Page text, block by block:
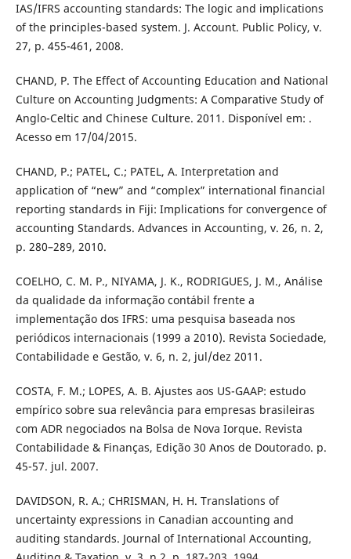
IAS/IFRS accounting standards: The logic and implications
of the principles-based system. J. Account. Public Policy, v.
27, p. 455-461, 2008.
CHAND, P. The Effect of Accounting Education and National
Culture on Accounting Judgments: A Comparative Study of
Anglo-Celtic and Chinese Culture. 2011. Disponível em: .
Acesso em 17/04/2015.
CHAND, P.; PATEL, C.; PATEL, A. Interpretation and
application of “new” and “complex” international financial
reporting standards in Fiji: Implications for convergence of
accounting Standards. Advances in Accounting, v. 26, n. 2,
p. 280–289, 2010.
COELHO, C. M. P., NIYAMA, J. K., RODRIGUES, J. M., Análise
da qualidade da informação contábil frente a
implementação dos IFRS: uma pesquisa baseada nos
periódicos internacionais (1999 a 2010). Revista Sociedade,
Contabilidade e Gestão, v. 6, n. 2, jul/dez 2011.
COSTA, F. M.; LOPES, A. B. Ajustes aos US-GAAP: estudo
empírico sobre sua relevância para empresas brasileiras
com ADR negociados na Bolsa de Nova Iorque. Revista
Contabilidade & Finanças, Edição 30 Anos de Doutorado. p.
45-57. jul. 2007.
DAVIDSON, R. A.; CHRISMAN, H. H. Translations of
uncertainty expressions in Canadian accounting and
auditing standards. Journal of International Accounting,